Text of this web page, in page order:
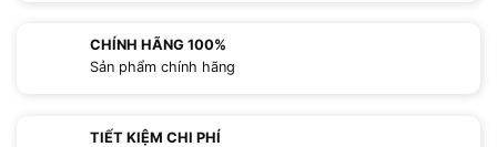
CHÍNH HÃNG 100%
Sản phẩm chính hãng
TIẾT KIỆM CHI PHÍ